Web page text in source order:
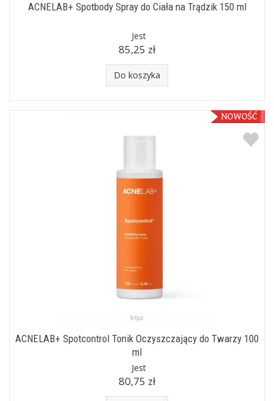
ACNELAB+ Spotbody Spray do Ciała na Trądzik 150 ml
Jest
85,25 zł
Do koszyka
ACNELAB+ Spotcontrol Tonik Oczyszczający do Twarzy 100
ml
Jest
80,75 zł